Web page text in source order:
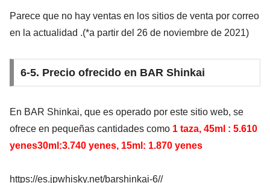
Parece que no hay ventas en los sitios de venta por correo
en la actualidad .(*a partir del 26 de noviembre de 2021)
6-5. Precio ofrecido en BAR Shinkai
En BAR Shinkai, que es operado por este sitio web, se
ofrece en pequeñas cantidades como 1 taza, 45ml : 5.610
yenes30ml:3.740 yenes, 15ml: 1.870 yenes
https://es.jpwhisky.net/barshinkai-6//